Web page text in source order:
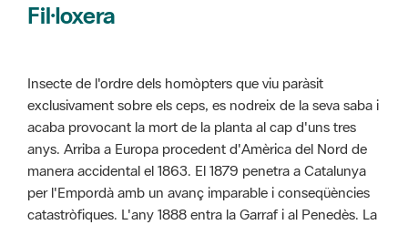
Fil·loxera
Insecte de l'ordre dels homòpters que viu paràsit
exclusivament sobre els ceps, es nodreix de la seva saba i
acaba provocant la mort de la planta al cap d'uns tres
anys. Arriba a Europa procedent d'Amèrica del Nord de
manera accidental el 1863. El 1879 penetra a Catalunya
per l'Empordà amb un avanç imparable i conseqüències
catastròfiques. L'any 1888 entra la Garraf i al Penedès. La